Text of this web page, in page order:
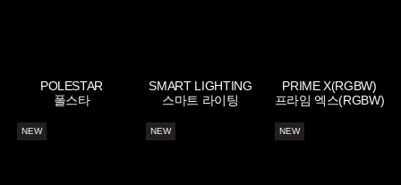
POLESTAR
폴스타
SMART LIGHTING
스마트 라이팅
PRIME X(RGBW)
프라임 엑스(RGBW)
NEW NEW NEW